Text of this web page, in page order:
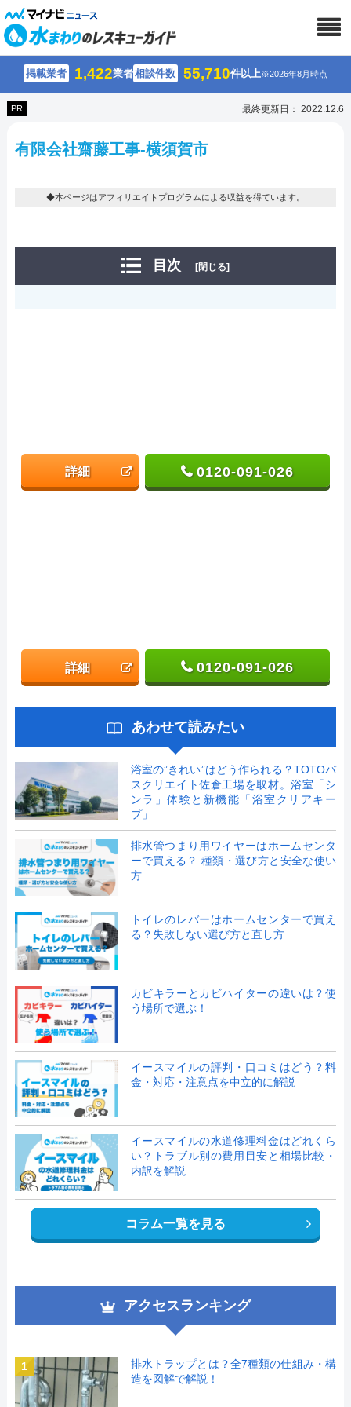
掲載業者 1,422業者相談件数 55,710件以上※2026年8月時点
PR 最終更新日： 2022.12.6
有限会社齋藤工事-横須賀市
◆本ページはアフィリエイトプログラムによる収益を得ています。
目次 [閉じる]
詳細 0120-091-026
詳細 0120-091-026
あわせて読みたい
浴室の”きれい”はどう作られる？TOTOバ
スクリエイト佐倉工場を取材。浴室「シ
ンラ」体験と新機能「浴室クリアキー
プ」
排水管つまり用ワイヤーはホームセンタ
ーで買える？ 種類・選び方と安全な使い
方
トイレのレバーはホームセンターで買え
る？失敗しない選び方と直し方
カビキラーとカビハイターの違いは？使
う場所で選ぶ！
イースマイルの評判・口コミはどう？料
金・対応・注意点を中立的に解説
イースマイルの水道修理料金はどれくら
い？トラブル別の費用目安と相場比較・
内訳を解説
コラム一覧を見る
アクセスランキング
1
排水トラップとは？全7種類の仕組み・構
造を図解で解説！